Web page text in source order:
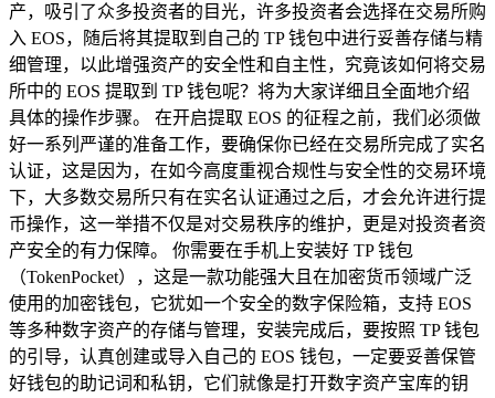
产，吸引了众多投资者的目光，许多投资者会选择在交易所购
入 EOS，随后将其提取到自己的 TP 钱包中进行妥善存储与精
细管理，以此增强资产的安全性和自主性，究竟该如何将交易
所中的 EOS 提取到 TP 钱包呢？将为大家详细且全面地介绍
具体的操作步骤。 在开启提取 EOS 的征程之前，我们必须做
好一系列严谨的准备工作，要确保你已经在交易所完成了实名
认证，这是因为，在如今高度重视合规性与安全性的交易环境
下，大多数交易所只有在实名认证通过之后，才会允许进行提
币操作，这一举措不仅是对交易秩序的维护，更是对投资者资
产安全的有力保障。 你需要在手机上安装好 TP 钱包
（TokenPocket），这是一款功能强大且在加密货币领域广泛
使用的加密钱包，它犹如一个安全的数字保险箱，支持 EOS
等多种数字资产的存储与管理，安装完成后，要按照 TP 钱包
的引导，认真创建或导入自己的 EOS 钱包，一定要妥善保管
好钱包的助记词和私钥，它们就像是打开数字资产宝库的钥